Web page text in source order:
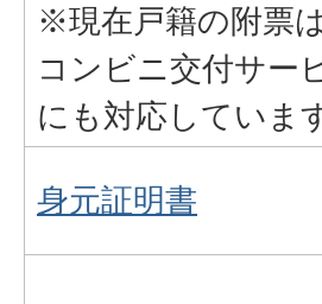
※現在戸籍の附票は
コンビニ交付サー
にも対応していま
身元証明書